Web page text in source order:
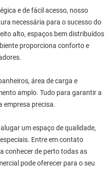
e de fácil acesso, nosso
necessária para o sucesso do
alto, espaços bem distribuídos
proporciona conforto e
área de carga e
amplo. Tudo para garantir a
empresa precisa.
um espaço de qualidade,
Entre em contato
conhecer de perto todas as
pode oferecer para o seu